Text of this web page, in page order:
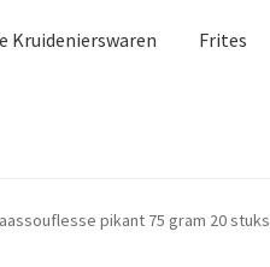
Kruidenierswaren Frites
pikant 75 gram 20 stuks